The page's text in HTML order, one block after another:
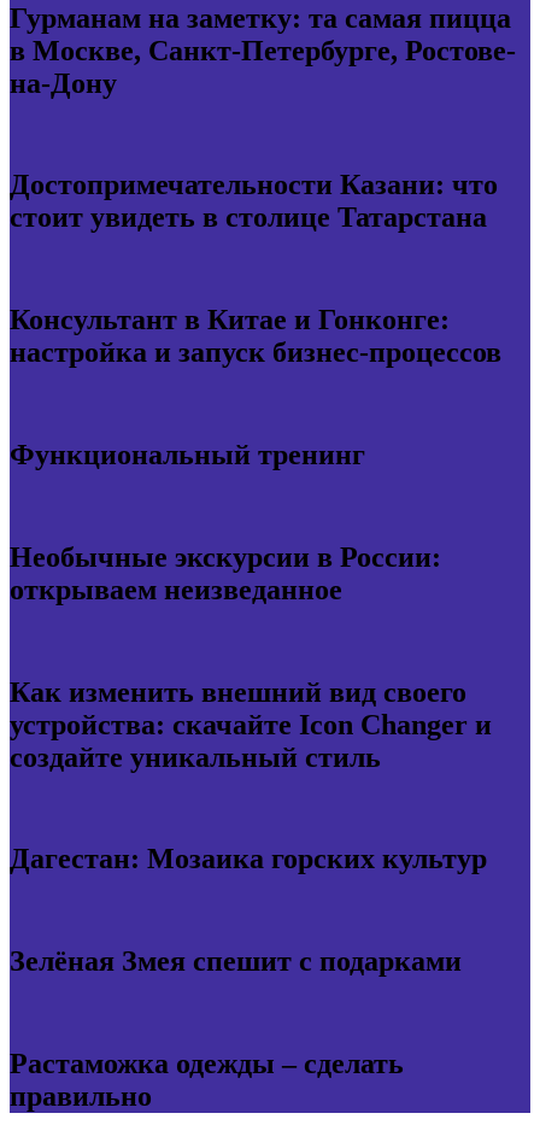
Гурманам на заметку: та самая пицца
в Москве, Санкт-Петербурге, Ростове-
на-Дону
Достопримечательности Казани: что
стоит увидеть в столице Татарстана
Консультант в Китае и Гонконге:
настройка и запуск бизнес-процессов
Функциональный тренинг
Необычные экскурсии в России:
открываем неизведанное
Как изменить внешний вид своего
устройства: скачайте Icon Changer и
создайте уникальный стиль
Дагестан: Мозаика горских культур
Зелёная Змея спешит с подарками
Растаможка одежды – сделать
правильно